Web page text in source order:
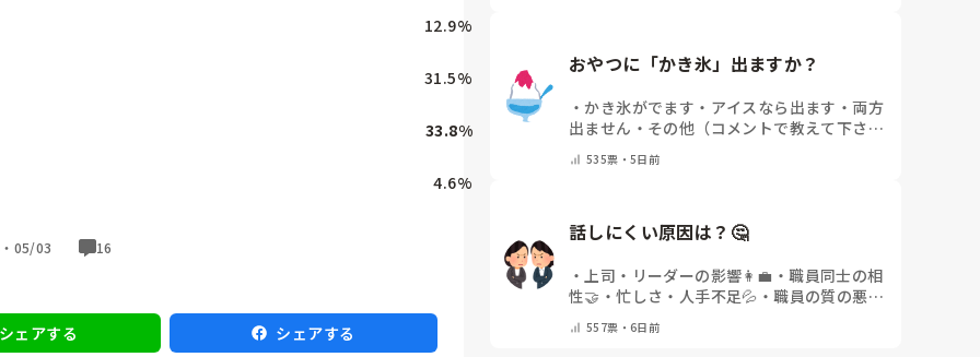
12.9%
31.5%
33.8%
4.6%
05/03 16
シェアする シェアする
おやつに「かき氷」出ますか？
・ かき氷がでます ・ アイスなら出ます ・両方
出ません ・ その他（コメントで教えて下さ
535票・5日前
話しにくい原因は？🤔
・ 上司・リーダーの影響👩‍💼 ・職員同士の相
性🤝 ・忙しさ・人手不足💦 ・職員の質の悪さ
因があると感じる💭
557票・ 6日前